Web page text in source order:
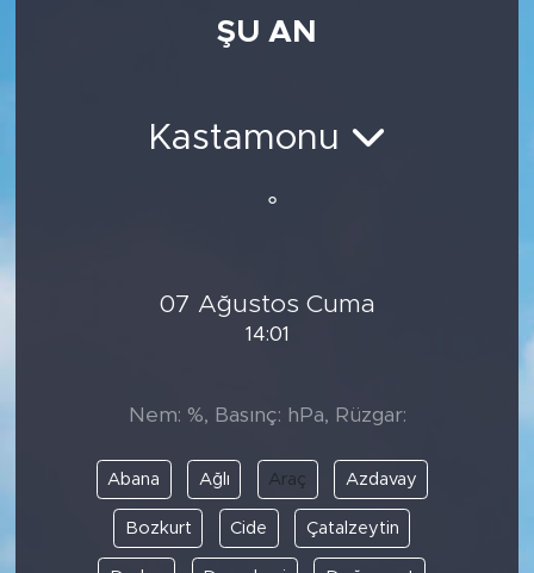
ŞU AN
Kastamonu
°
07 Ağustos Cuma
14:01
Nem: %, Basınç: hPa, Rüzgar:
Abana Ağlı Araç Azdavay
Bozkurt Cide Çatalzeytin
Köşe Yazarları
Manşet
Ulusal Son Dakika Haberleri